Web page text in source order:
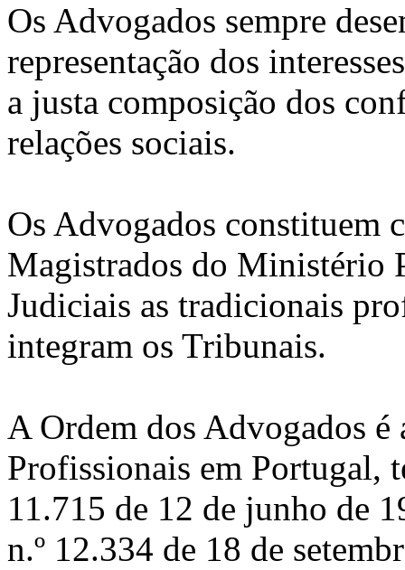
Os Advogados sempre
representação dos
a justa composição dos
relações sociais.
Os Advogados constituem
Magistrados do Ministério
Judiciais as tradicionais
integram os Tribunais.
A Ordem dos Advogados é
Profissionais em Portugal,
11.715 de 12 de junho de
n.º 12.334 de 18 de